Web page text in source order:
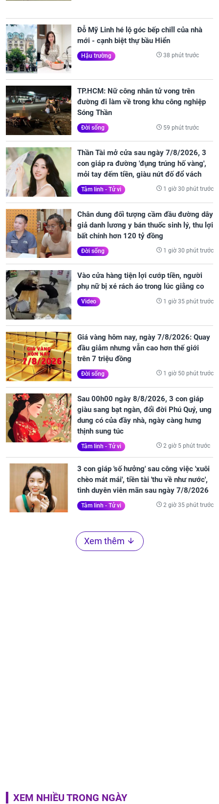
Đỗ Mỹ Linh hé lộ góc bếp chill của nhà
mới - cạnh biệt thự bầu Hiển
Hậu trường 38 phút trước
TP.HCM: Nữ công nhân tử vong trên
đường đi làm về trong khu công nghiệp
Sóng Thần
Đời sống 59 phút trước
Thần Tài mở cửa sau ngày 7/8/2026, 3
con giáp ra đường 'đụng trúng hố vàng',
mỏi tay đếm tiền, giàu nứt đố đổ vách
Tâm linh - Tử vi 1 giờ 30 phút trước
Chân dung đối tượng cầm đầu đường dây
giả danh lương y bán thuốc sinh lý, thu lợi
bất chính hơn 120 tỷ đồng
Đời sống 1 giờ 30 phút trước
Vào cửa hàng tiện lợi cướp tiền, người
phụ nữ bị xé rách áo trong lúc giằng co
Video 1 giờ 35 phút trước
Giá vàng hôm nay, ngày 7/8/2026: Quay
đầu giảm nhưng vẫn cao hơn thế giới
trên 7 triệu đồng
Đời sống 1 giờ 50 phút trước
Sau 00h00 ngày 8/8/2026, 3 con giáp
giàu sang bạt ngàn, đổi đời Phú Quý, ung
dung có của đầy nhà, ngày càng hưng
thịnh sung túc
Tâm linh - Tử vi 2 giờ 5 phút trước
3 con giáp 'số hưởng' sau công việc 'xuôi
chèo mát mái', tiền tài 'thu về như nước',
tình duyên viên mãn sau ngày 7/8/2026
Tâm linh - Tử vi 2 giờ 35 phút trước
Xem thêm
XEM NHIỀU TRONG NGÀY